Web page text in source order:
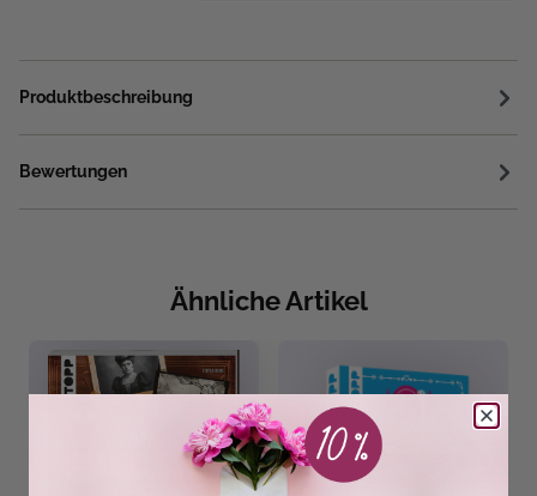
Produktbeschreibung
Bewertungen
Ähnliche Artikel